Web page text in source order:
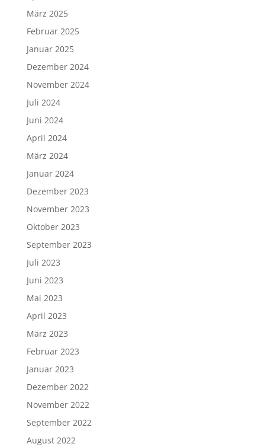
März 2025
Februar 2025
Januar 2025
Dezember 2024
November 2024
Juli 2024
Juni 2024
April 2024
März 2024
Januar 2024
Dezember 2023
November 2023
Oktober 2023
September 2023
Juli 2023
Juni 2023
Mai 2023
April 2023
März 2023
Februar 2023
Januar 2023
Dezember 2022
November 2022
September 2022
August 2022